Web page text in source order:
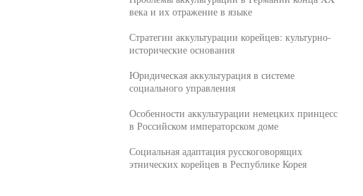
века и их отражение в языке
Стратегии аккультурации корейцев: культурно-
исторические основания
Юридическая аккультурация в системе
социального управления
Особенности аккультурации немецких принцесс
в Российском императорском доме
Социальная адаптация русскоговорящих
этнических корейцев в Республике Корея